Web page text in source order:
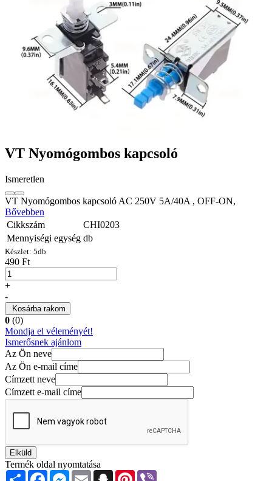
VT Nyomógombos kapcsoló
Ismeretlen
VT Nyomógombos kapcsoló AC 250V 5A/40A , OFF-ON,
Bővebben
Cikkszám
CHI0203
Mennyiségi egység db
Készlet: 5db
490 Ft
+
-
Kosárba rakom
0 (0)
Mondja el véleményét!
Ismerősnek ajánlom
Az Ön neve
Az Ön e-mail címe
Címzett neve
Címzett e-mail címe
Elküld
Termék oldal nyomtatása
Share FacebookMessenger
Email SnapchatPinterest